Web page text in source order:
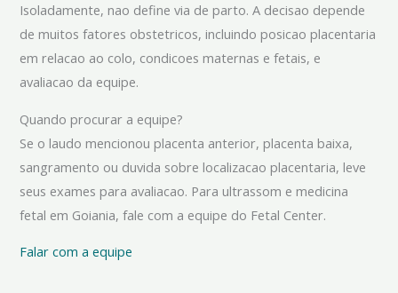
Isoladamente, nao define via de parto. A decisao depende
de muitos fatores obstetricos, incluindo posicao placentaria
em relacao ao colo, condicoes maternas e fetais, e
avaliacao da equipe.
Quando procurar a equipe?
Se o laudo mencionou placenta anterior, placenta baixa,
sangramento ou duvida sobre localizacao placentaria, leve
seus exames para avaliacao. Para ultrassom e medicina
fetal em Goiania, fale com a equipe do Fetal Center.
Falar com a equipe